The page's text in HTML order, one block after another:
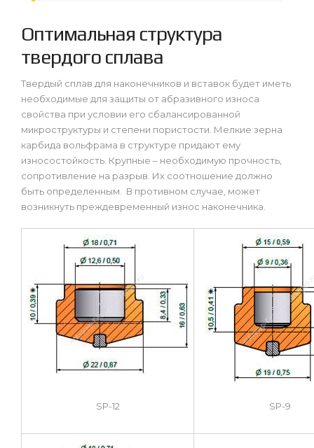
Оптимальная структура
твердого сплава
Твердый сплав для наконечников и вставок будет иметь
необходимые для защиты от абразивного износа
свойства при условии его сбалансированной
микроструктуры и степени пористости. Мелкие зерна
карбида вольфрама в структуре придают ему
износостойкость. Крупные – необходимую прочность,
сопротивление на разрыв. Их соотношение должно
быть определенным. В противном случае, может
возникнуть преждевременный износ наконечника.
SP-12 SP-9